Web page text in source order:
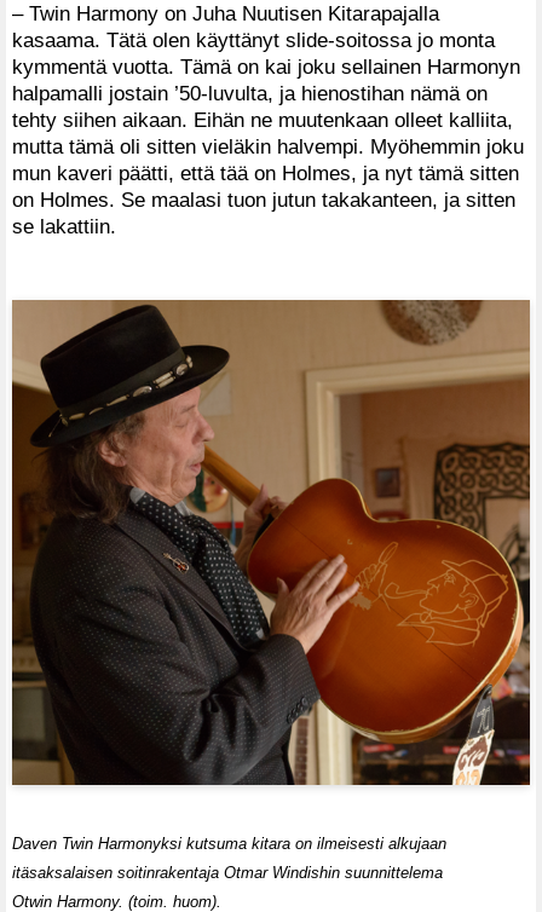
– Twin Harmony on Juha Nuutisen Kitarapajalla
kasaama. Tätä olen käyttänyt slide-soitossa jo monta
kymmentä vuotta. Tämä on kai joku sellainen Harmonyn
halpamalli jostain ’50-luvulta, ja hienostihan nämä on
tehty siihen aikaan. Eihän ne muutenkaan olleet kalliita,
mutta tämä oli sitten vieläkin halvempi. Myöhemmin joku
mun kaveri päätti, että tää on Holmes, ja nyt tämä sitten
on Holmes. Se maalasi tuon jutun takakanteen, ja sitten
se lakattiin.
Daven Twin Harmonyksi kutsuma kitara on ilmeisesti alkujaan
itäsaksalaisen soitinrakentaja Otmar Windishin suunnittelema
Otwin Harmony. (toim. huom).